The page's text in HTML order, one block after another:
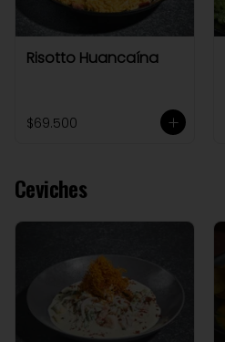
Risotto Huancaína
$69.500
Ceviches